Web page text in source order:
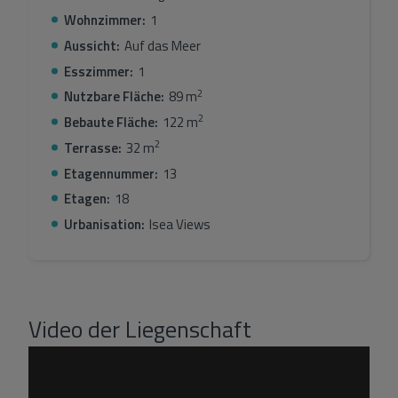
Wohnzimmer: 1
Aussicht: Auf das Meer
Esszimmer: 1
Nutzbare Fläche: 89 m2
Bebaute Fläche: 122 m2
Terrasse: 32 m2
Etagennummer: 13
Etagen: 18
Urbanisation: Isea Views
Video der Liegenschaft